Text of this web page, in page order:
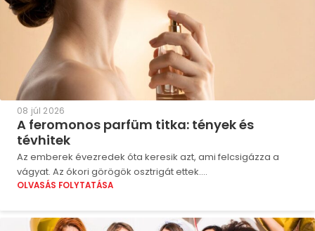
08 júl 2026
A feromonos parfüm titka: tények és
tévhitek
Az emberek évezredek óta keresik azt, ami felcsigázza a
vágyat. Az ókori görögök osztrigát ettek....
OLVASÁS FOLYTATÁSA